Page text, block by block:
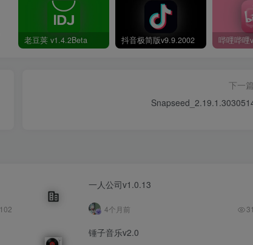
老豆荚 v1.4.2Beta 抖音极简版v9.9.2002
下一篇
102
一人公司v1.0.13
4个月前
锤子音乐v2.0